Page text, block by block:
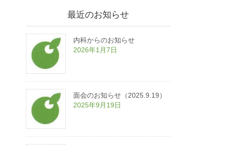
最近のお知らせ
内科からのお知らせ
2026年1月7日
面会のお知らせ（2025.9.19）
2025年9月19日